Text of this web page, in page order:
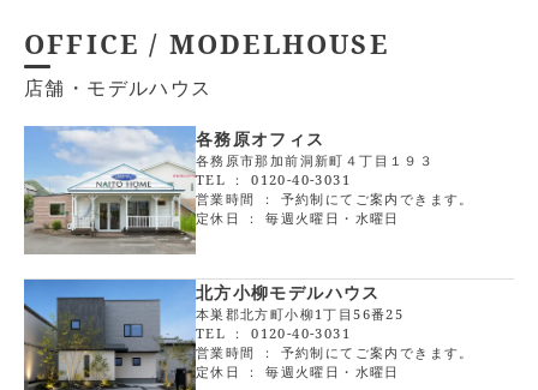
OFFICE / MODELHOUSE
店舗・モデルハウス
各務原オフィス
各務原市那加前洞新町４丁目１９３
TEL ：0120-40-3031
営業時間 ： 予約制にてご案内できます。
定休日 ： 毎週火曜日・水曜日
北方小柳モデルハウス
本巣郡北方町小柳1丁目56番25
TEL ：0120-40-3031
営業時間 ： 予約制にてご案内できます。
定休日 ： 毎週火曜日・水曜日